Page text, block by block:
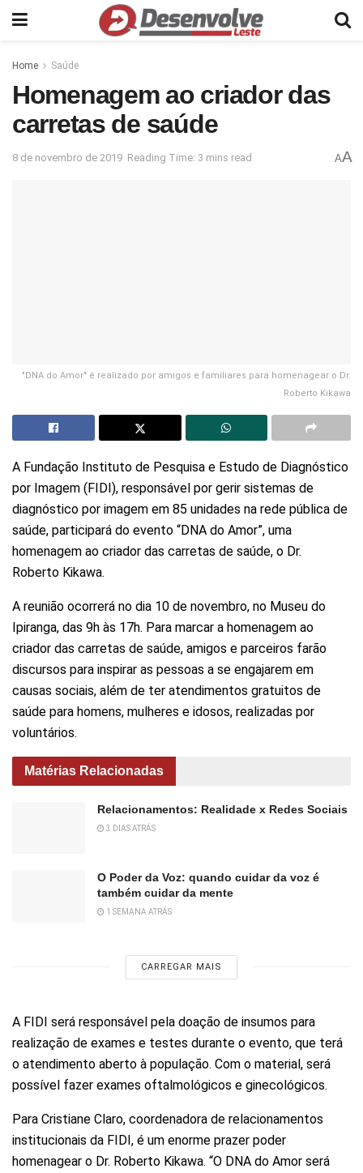
Home Saúde
Homenagem ao criador das
carretas de saúde
8 de novembro de 2019 Reading Time: 3 mins read AA
"DNA do Amor" é realizado por amigos e familiares para homenagear o Dr.
Roberto Kikawa
A Fundação Instituto de Pesquisa e Estudo de Diagnóstico
por Imagem (FIDI), responsável por gerir sistemas de
diagnóstico por imagem em 85 unidades na rede pública de
saúde, participará do evento “DNA do Amor”, uma
homenagem ao criador das carretas de saúde, o Dr.
Roberto Kikawa.
A reunião ocorrerá no dia 10 de novembro, no Museu do
Ipiranga, das 9h às 17h. Para marcar a homenagem ao
criador das carretas de saúde, amigos e parceiros farão
discursos para inspirar as pessoas a se engajarem em
causas sociais, além de ter atendimentos gratuitos de
saúde para homens, mulheres e idosos, realizadas por
voluntários.
Matérias Relacionadas
Relacionamentos: Realidade x Redes Sociais
3 DIAS ATRÁS
O Poder da Voz: quando cuidar da voz é
também cuidar da mente
1 SEMANA ATRÁS
CARREGAR MAIS
A FIDI será responsável pela doação de insumos para
realização de exames e testes durante o evento, que terá
o atendimento aberto à população. Com o material, será
possível fazer exames oftalmológicos e ginecológicos.
Para Cristiane Claro, coordenadora de relacionamentos
institucionais da FIDI, é um enorme prazer poder
homenagear o Dr. Roberto Kikawa. “O DNA do Amor será